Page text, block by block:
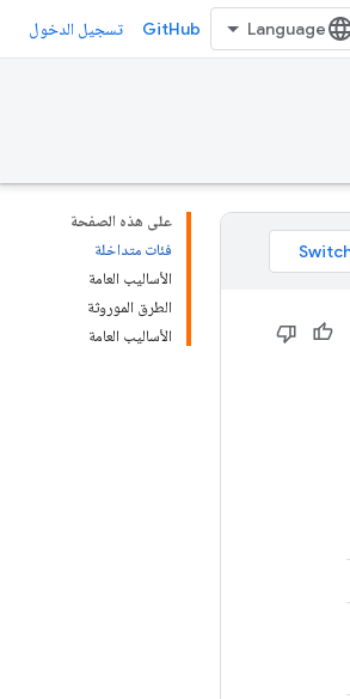
GitHub تسجيل الدخول
على هذه الصفحة
فئات متداخلة
الأساليب العامة
الطرق الموروثة
الأساليب العامة